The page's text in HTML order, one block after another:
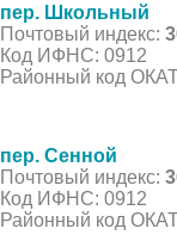
пер. Школьный
Почтовый индекс:
Код ИФНС: 0912
Районный код
пер. Сенной
Почтовый индекс:
Код ИФНС: 0912
Районный код